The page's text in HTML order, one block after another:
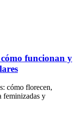
funcionan y
cómo florecen,
feminizadas y